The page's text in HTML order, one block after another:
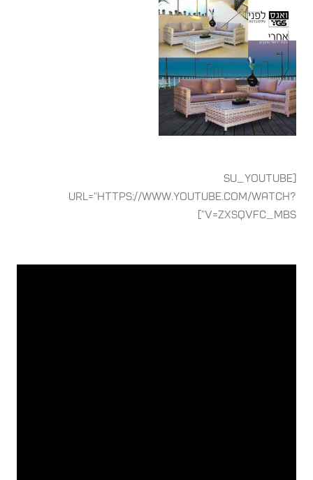
[su_youtube
url="https://www.youtube.com/watch?
v=ZxsqvfC_mbs"]